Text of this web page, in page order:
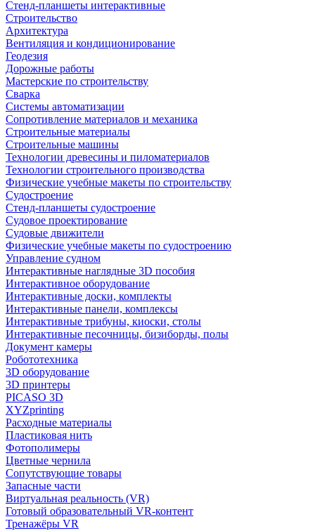
Стенд-планшеты интерактивные
Строительство
Архитектура
Вентиляция и кондиционирование
Геодезия
Дорожные работы
Мастерские по строительству
Сварка
Системы автоматизации
Сопротивление материалов и механика
Строительные материалы
Строительные машины
Технологии древесины и пиломатериалов
Технологии строительного производства
Физические учебные макеты по строительству
Судостроение
Стенд-планшеты судостроение
Судовое проектирование
Судовые движители
Физические учебные макеты по судостроению
Управление судном
Интерактивные наглядные 3D пособия
Интерактивное оборудование
Интерактивные доски, комплекты
Интерактивные панели, комплексы
Интерактивные трибуны, киоски, столы
Интерактивные песочницы, бизиборды, полы
Документ камеры
Робототехника
3D оборудование
3D принтеры
PICASO 3D
XYZprinting
Расходные материалы
Пластиковая нить
Фотополимеры
Цветные чернила
Сопутствующие товары
Запасные части
Виртуальная реальность (VR)
Готовый образовательный VR-контент
Тренажёры VR